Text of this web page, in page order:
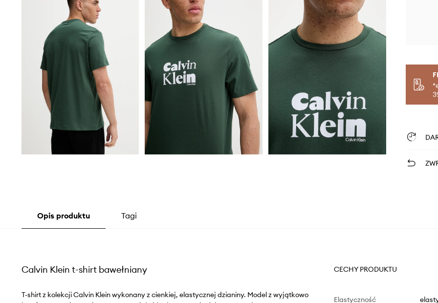
Opis produktu Tagi
Calvin Klein t-shirt bawełniany
T-shirt z kolekcji Calvin Klein wykonany z cienkiej, elastycznej dzianiny. Model z wyjątkowo
CECHY PRODUKTU
Elastyczność